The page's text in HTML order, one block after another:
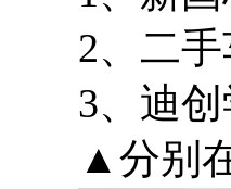
2、二
3、迪
▲分别